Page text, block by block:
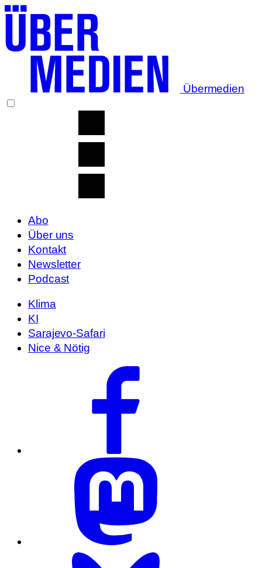
Übermedien
Abo
Über uns
Kontakt
Newsletter
Podcast
Klima
KI
Sarajevo-Safari
Nice & Nötig